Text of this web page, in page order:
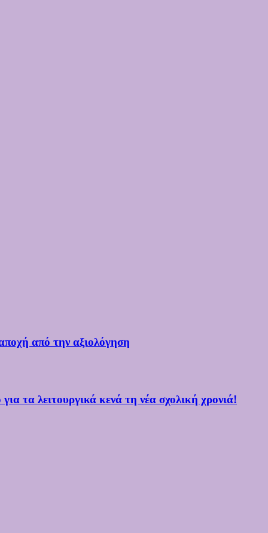
από την αξιολόγηση
τα λειτουργικά κενά τη νέα σχολική χρονιά!